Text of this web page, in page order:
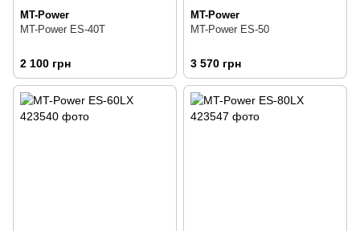
MT-Power
MT-Power ES-40Т
2 100 грн
MT-Power
MT-Power ES-50
3 570 грн